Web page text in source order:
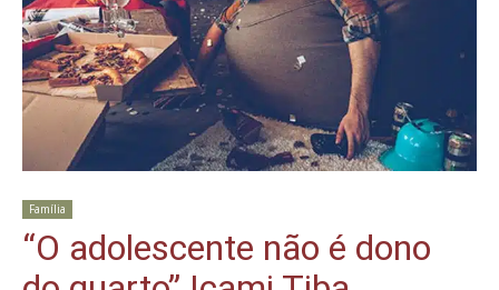
Família
“O adolescente não é dono